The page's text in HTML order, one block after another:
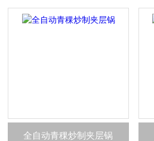
全自动青稞炒制夹层锅